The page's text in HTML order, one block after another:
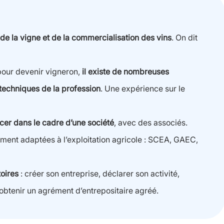
la vigne et de la commercialisation des vins. On dit
devenir vigneron, il existe de nombreuses
de la profession. Une expérience sur le
dans le cadre d’une société, avec des associés.
adaptées à l’exploitation agricole : SCEA, GAEC,
: créer son entreprise, déclarer son activité,
un agrément d’entrepositaire agréé.